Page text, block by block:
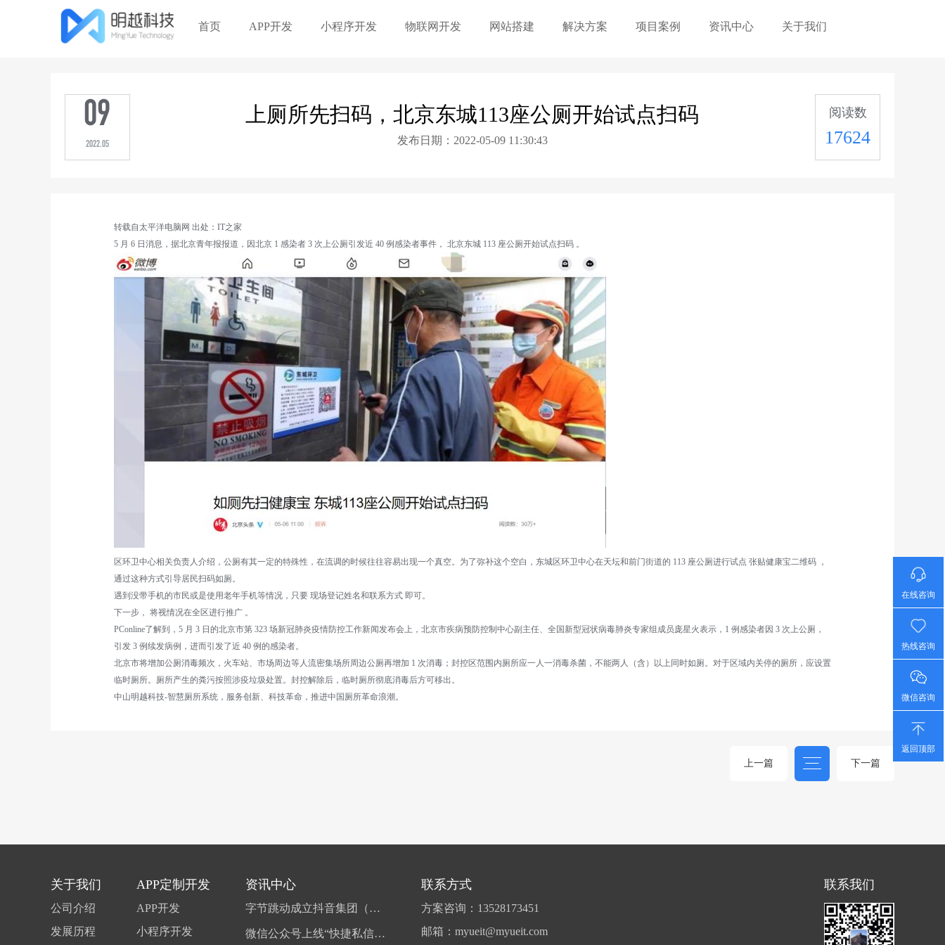
首页 APP开发 小程序开发 物联网开发 网站搭建 解决方案 项目案例 资讯中心 关于我们
09
2022.05
上厕所先扫码，北京东城113座公厕开始试点扫码
发布日期：2022-05-09 11:30:43
阅读数
17624
转载自太平洋电脑网 出处：IT之家
5 月 6 日消息，据北京青年报报道，因北京 1 感染者 3 次上公厕引发近 40 例感染者事件， 北京东城 113 座公厕开始试点扫码 。
区环卫中心相关负责人介绍，公厕有其一定的特殊性，在流调的时候往往容易出现一个真空。为了弥补这个空白，东城区环卫中心在天坛和前门街道的 113 座公厕进行试点 张贴健康宝二维码 ，
通过这种方式引导居民扫码如厕。
遇到没带手机的市民或是使用老年手机等情况，只要 现场登记姓名和联系方式 即可。
下一步， 将视情况在全区进行推广 。
PConline了解到，5 月 3 日的北京市第 323 场新冠肺炎疫情防控工作新闻发布会上，北京市疾病预防控制中心副主任、全国新型冠状病毒肺炎专家组成员庞星火表示，1 例感染者因 3 次上公厕，
引发 3 例续发病例，进而引发了近 40 例的感染者。
北京市将增加公厕消毒频次，火车站、市场周边等人流密集场所周边公厕再增加 1 次消毒；封控区范围内厕所应一人一消毒杀菌，不能两人（含）以上同时如厕。对于区域内关停的厕所，应设置
临时厕所。厕所产生的粪污按照涉疫垃圾处置。封控解除后，临时厕所彻底消毒后方可移出。
中山明越科技-智慧厕所系统，服务创新、科技革命，推进中国厕所革命浪潮。
上一篇 下一篇
在线咨询
热线咨询
微信咨询
返回顶部
关于我们
公司介绍
发展历程
APP定制开发
APP开发
小程序开发
资讯中心
字节跳动成立抖音集团（香港），准备在港上市
微信公众号上线“快捷私信”，可给作者发消息
联系方式
方案咨询：13528173451
邮箱：myueit@myueit.com
联系我们